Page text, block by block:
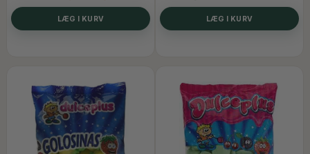
LÆG I KURV LÆG I KURV